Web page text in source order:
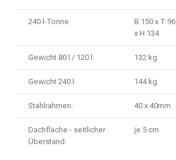
240 l-Tonne
B 150 x T 96
x H 134
Gewicht 80 l / 120 l: 132 kg
Gewicht 240 l: 144 kg
Stahlrahmen: 40 x 40mm
Dachfläche - seitlicher
Überstand:
je 5 cm